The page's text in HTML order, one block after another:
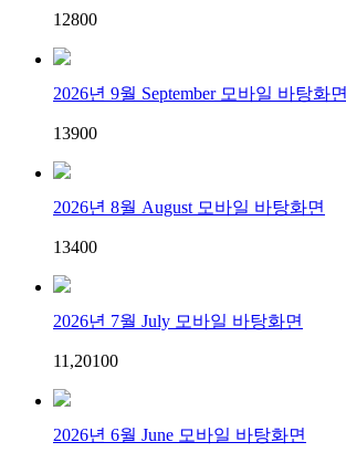
12800
2026년 9월 September 모바일 바탕화면
13900
2026년 8월 August 모바일 바탕화면
13400
2026년 7월 July 모바일 바탕화면
11,20100
2026년 6월 June 모바일 바탕화면